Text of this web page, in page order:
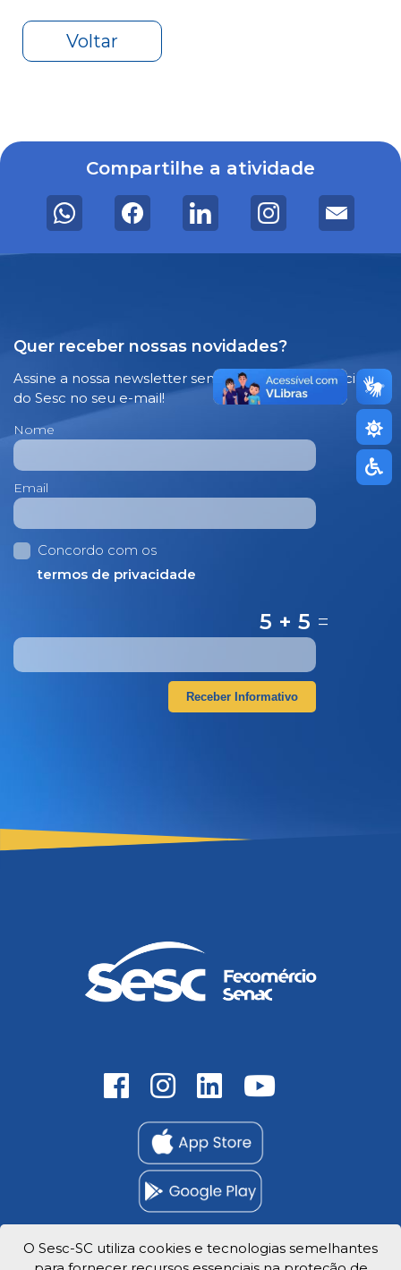
Voltar
Compartilhe a atividade
Quer receber nossas novidades?
Assine a nossa newsletter semanal e receba notícias
do Sesc no seu e-mail!
Nome
Email
Concordo com os
termos de privacidade
5 + 5 =
Receber Informativo
O Sesc-SC utiliza cookies e tecnologias semelhantes